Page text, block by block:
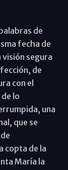
de
fecha de
visión segura
de
con el
lo
una
que se
copta de la
María la